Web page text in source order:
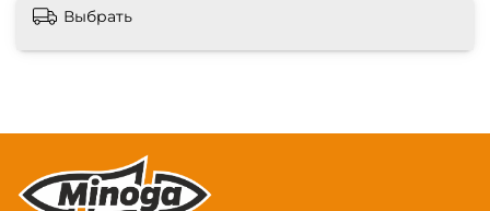
Выбрать